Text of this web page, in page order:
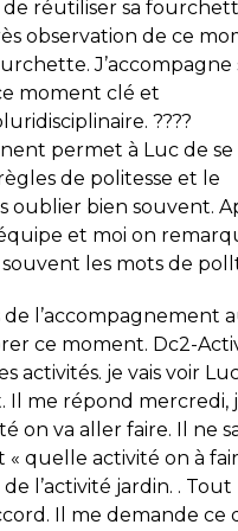
de réutiliser sa
observation de ce
J’accompagne
moment clé et
????
permet à Luc de se
de politesse et le
oublier bien souvent.
et moi on
les mots de
de l’accompagnement
ce moment. Dc2-
activités. je vais voir
Il me répond mercredi,
on va aller faire. Il ne
quelle activité on à
l’activité jardin. . Tout
Il me demande ce